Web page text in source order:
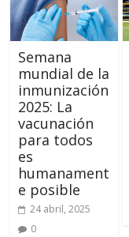
Semana
mundial de la
inmunización
2025: La
vacunación
para todos
es
humanament
e posible
24 abril, 2025
0